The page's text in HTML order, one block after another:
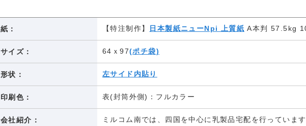
紙： 【特注制作】 日本製紙ニューNpi 上質紙 A本判 57.5kg
サイズ： 64ｘ97(ポチ袋)
形状： 左サイド内貼り
印刷色： 表(封筒外側)：フルカラー
会社紹介：
ミルコム南では、四国を中心に乳製品宅配を行っています